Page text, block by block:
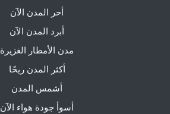
أحر المدن الآن
أبرد المدن الآن
مدن الأمطار الغزيرة
أكثر المدن ريحًا
أشمس المدن
أسوأ جودة هواء الآن